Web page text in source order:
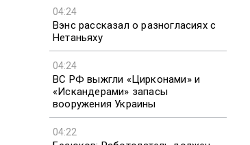
04:24
Вэнс рассказал о разногласиях с
Нетаньяху
04:24
ВС РФ выжгли «Цирконами» и
«Искандерами» запасы
вооружения Украины
04:22